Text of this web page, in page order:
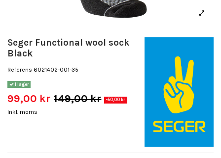
Seger Functional wool sock
Black
Referens 6021402-001-35
I lager
99,00 kr 149,00 kr -50,00 kr
Inkl. moms